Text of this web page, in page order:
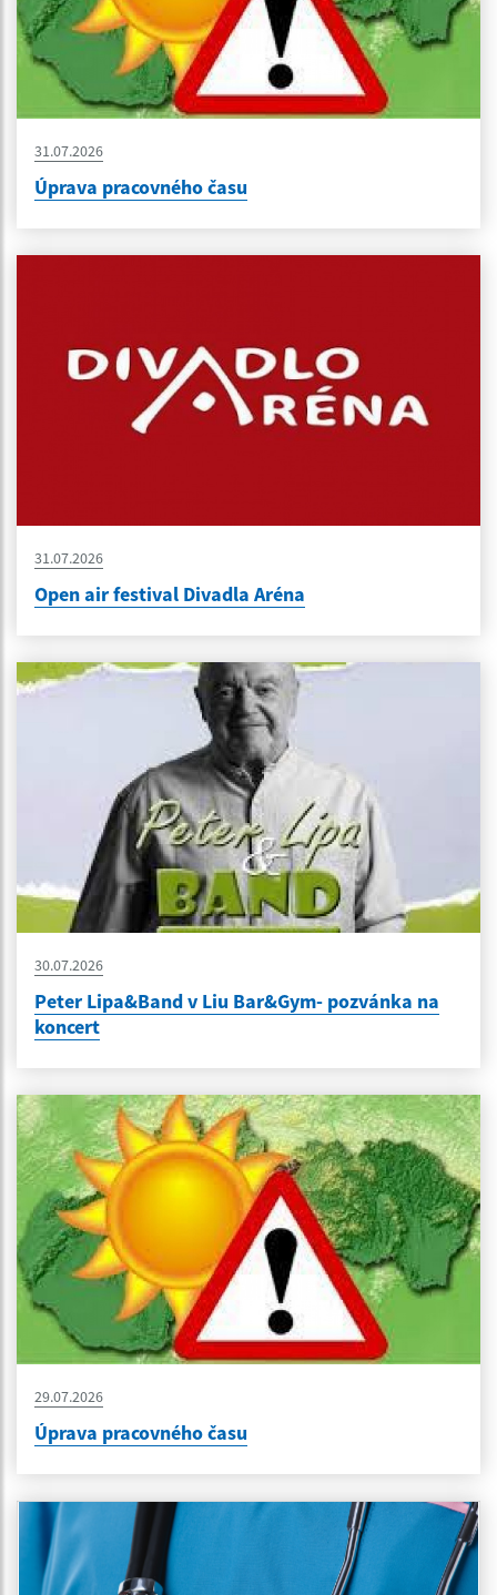
31.07.2026
Úprava pracovného času
31.07.2026
Open air festival Divadla Aréna
30.07.2026
Peter Lipa&Band v Liu Bar&Gym- pozvánka na
koncert
29.07.2026
Úprava pracovného času